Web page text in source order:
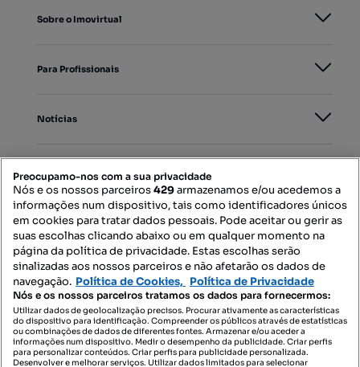
Sobre o Imovirtual
Para Profissionais
Notícias
Mapa do Site
Contacte-nos
SIGA-NOS:
Preocupamo-nos com a sua privacidade
Nós e os nossos parceiros429armazenamos e/ou acedemos a
informações num dispositivo, tais como identificadores únicos
em cookies para tratar dados pessoais. Pode aceitar ou gerir as
suas escolhas clicando abaixo ou em qualquer momento na
página da política de privacidade. Estas escolhas serão
sinalizadas aos nossos parceiros e não afetarão os dados de
navegação. Política de Cookies, Política de Privacidade
Nós e os nossos parceiros tratamos os dados para fornecermos:
Utilizar dados de geolocalização precisos. Procurar ativamente as características
do dispositivo para identificação. Compreender os públicos através de estatísticas
ou combinações de dados de diferentes fontes. Armazenar e/ou aceder a
informações num dispositivo. Medir o desempenho da publicidade. Criar perfis
para personalizar conteúdos. Criar perfis para publicidade personalizada.
Desenvolver e melhorar serviços. Utilizar dados limitados para selecionar